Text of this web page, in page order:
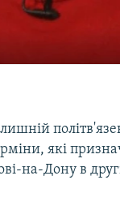
які
на-Дону в